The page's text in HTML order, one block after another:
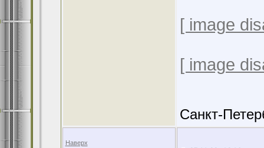
[ image
[ image
Санкт-
Наверх